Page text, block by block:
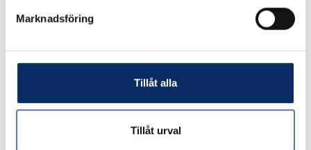
Marknadsföring
Tillåt alla
Tillåt urval
Liknande produkter